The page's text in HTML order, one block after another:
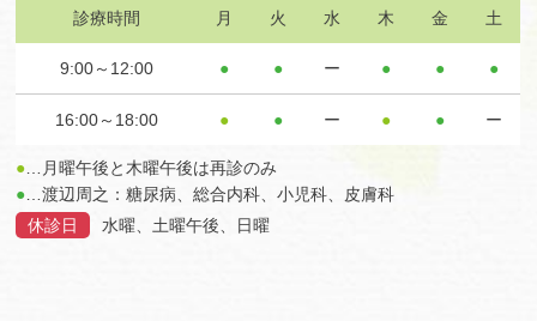
診療時間 月 火 水 木 金 土
9:00～12:00 ● ● ー ● ● ●
16:00～18:00 ● ● ー ● ● ー
● …月曜午後と木曜午後は再診のみ
● …渡辺周之：糖尿病、総合内科、小児科、皮膚科
休診日
水曜、土曜午後、日曜